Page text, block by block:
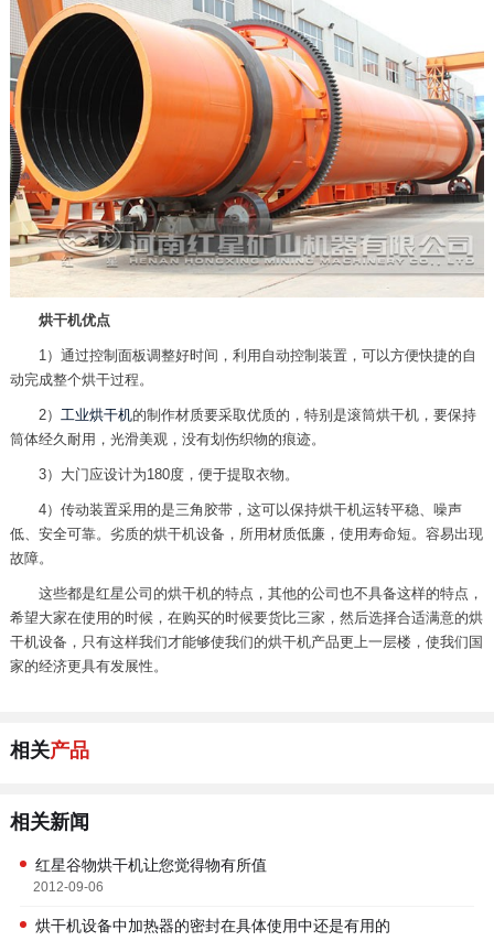
烘干机优点
1）通过控制面板调整好时间，利用自动控制装置，可以方便快捷的自
动完成整个烘干过程。
2） 工业烘干机的制作材质要采取优质的，特别是滚筒烘干机，要保持
筒体经久耐用，光滑美观，没有划伤织物的痕迹。
3）大门应设计为180度，便于提取衣物。
4）传动装置采用的是三角胶带，这可以保持烘干机运转平稳、噪声
低、安全可靠。劣质的烘干机设备，所用材质低廉，使用寿命短。容易出现
故障。
这些都是红星公司的烘干机的特点，其他的公司也不具备这样的特点，
希望大家在使用的时候，在购买的时候要货比三家，然后选择合适满意的烘
干机设备，只有这样我们才能够使我们的烘干机产品更上一层楼，使我们国
家的经济更具有发展性。
相关产品
相关新闻
红星谷物烘干机让您觉得物有所值
2012-09-06
烘干机设备中加热器的密封在具体使用中还是有用的